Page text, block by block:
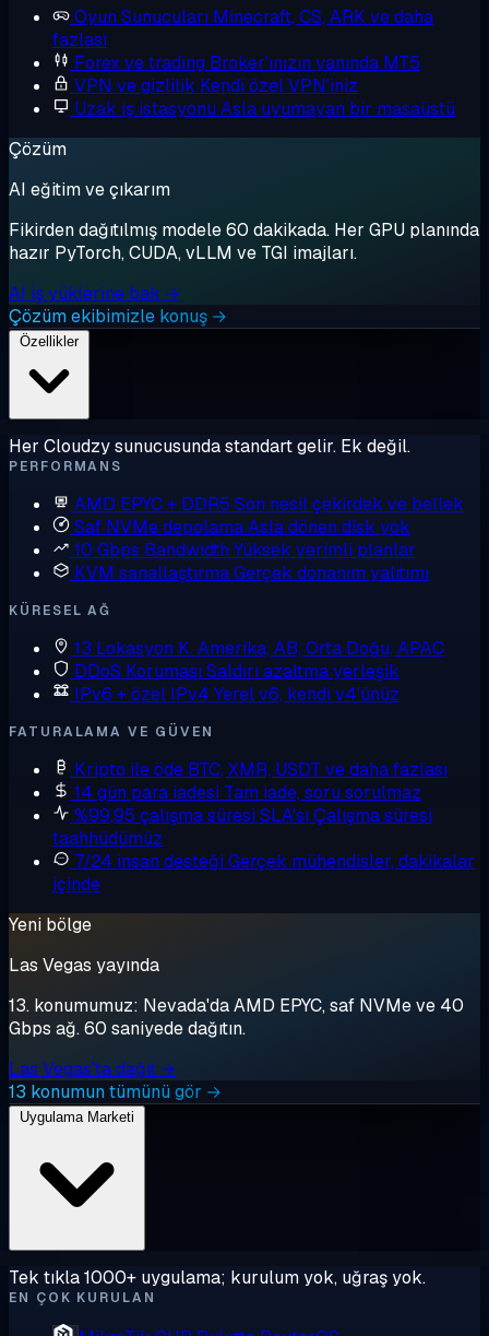
Oyun Sunucuları Minecraft, CS, ARK ve daha
fazlası
Forex ve trading Broker'ınızın yanında MT5
VPN ve gizlilik Kendi özel VPN'iniz
Uzak iş istasyonu Asla uyumayan bir masaüstü
Çözüm
AI eğitim ve çıkarım
Fikirden dağıtılmış modele 60 dakikada. Her GPU planında
hazır PyTorch, CUDA, vLLM ve TGI imajları.
AI iş yüklerine bak →
Çözüm ekibimizle konuş →
Özellikler
Her Cloudzy sunucusunda standart gelir. Ek değil.
PERFORMANS
AMD EPYC + DDR5 Son nesil çekirdek ve bellek
Saf NVMe depolamaAsla dönen disk yok
10 Gbps Bandwidth Yüksek verimli planlar
KVM sanallaştırmaGerçek donanım yalıtımı
KÜRESEL AĞ
13 Lokasyon K. Amerika, AB, Orta Doğu, APAC
DDoS Koruması Saldırı azaltma yerleşik
IPv6 + özel IPv4 Yerel v6, kendi v4'ünüz
FATURALAMA VE GÜVEN
Kripto ile öde BTC, XMR, USDT ve daha fazlası
14 gün para iadesi Tam iade, soru sorulmaz
%99,95 çalışma süresi SLA'sı Çalışma süresi
taahhüdümüz
7/24 insan desteği Gerçek mühendisler, dakikalar
içinde
Yeni bölge
Las Vegas yayında
13. konumumuz: Nevada'da AMD EPYC, saf NVMe ve 40
Gbps ağ. 60 saniyede dağıtın.
Las Vegas'ta dağıt →
13 konumun tümünü gör →
Tek tıkla 1000+ uygulama; kurulum yok, uğraş yok.
EN ÇOK KURULAN